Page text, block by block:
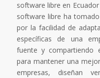
software libre en
software libre ha
por la facilidad de
específicas de una
fuente y compartiendo
para mantener una
empresas, diseñan